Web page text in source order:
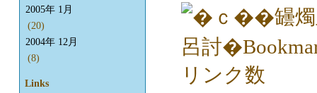
2005年 1月
(20)
2004年 12月
(8)
Links